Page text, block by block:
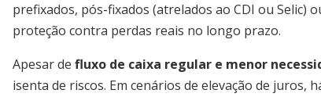
prefixados, pós-fixados (atrelados ao CDI ou Selic)
proteção contra perdas reais no longo prazo.
Apesar de fluxo de caixa regular e menor
isenta de riscos. Em cenários de elevação de